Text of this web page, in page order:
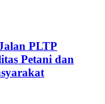
PLTP
Petani dan